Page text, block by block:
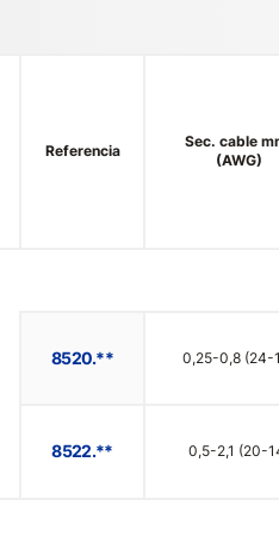
Referencia
Sec. cable
(AWG)
8520.** 0,25-0,8 (24-
8522.** 0,5-2,1 (20-